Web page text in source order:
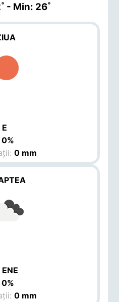
- Min: 26˚
0%
0 mm
0%
0 mm